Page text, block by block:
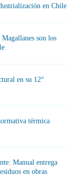
en Chile
son los
en su 12°
térmica
Manual entrega
en obras